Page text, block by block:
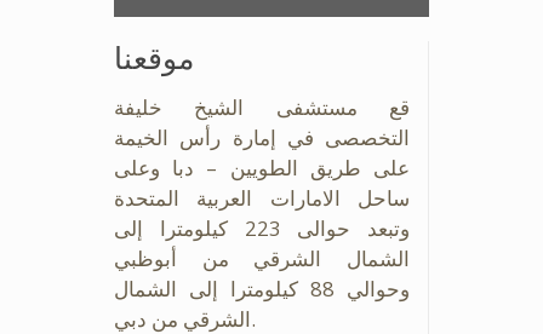
موقعنا
قع مستشفى الشيخ خليفة
التخصصى في إمارة رأس الخيمة
على طريق الطويين – دبا وعلى
ساحل الامارات العربية المتحدة
وتبعد حوالى 223 كيلومترا إلى
الشمال الشرقي من أبوظبي
وحوالي 88 كيلومترا إلى الشمال
الشرقي من دبي.